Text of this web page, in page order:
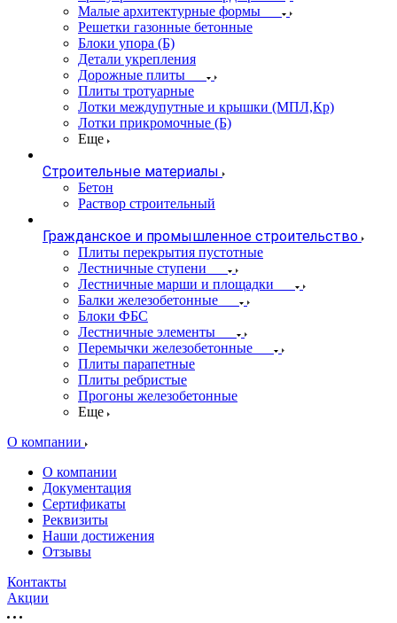
Малые архитектурные формы
Решетки газонные бетонные
Блоки упора (Б)
Детали укрепления
Дорожные плиты
Плиты тротуарные
Лотки междупутные и крышки (МПЛ,Кр)
Лотки прикромочные (Б)
Еще
Строительные материалы
Бетон
Раствор строительный
Гражданское и промышленное строительство
Плиты перекрытия пустотные
Лестничные ступени
Лестничные марши и площадки
Балки железобетонные
Блоки ФБС
Лестничные элементы
Перемычки железобетонные
Плиты парапетные
Плиты ребристые
Прогоны железобетонные
Еще
О компании
О компании
Документация
Сертификаты
Реквизиты
Наши достижения
Отзывы
Контакты
Акции